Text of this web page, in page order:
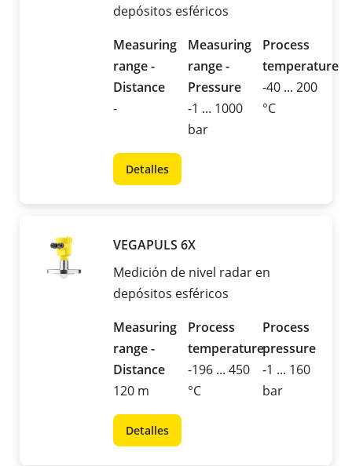
depósitos esféricos
Measuring
range -
Distance
-
Measuring
range -
Pressure
-1 ... 1000
bar
Process
temperature
-40 ... 200
°C
Detalles
VEGAPULS 6X
Medición de nivel radar en
depósitos esféricos
Measuring
range -
Distance
120 m
Process
temperature
-196 ... 450
°C
Process
pressure
-1 ... 160
bar
Detalles